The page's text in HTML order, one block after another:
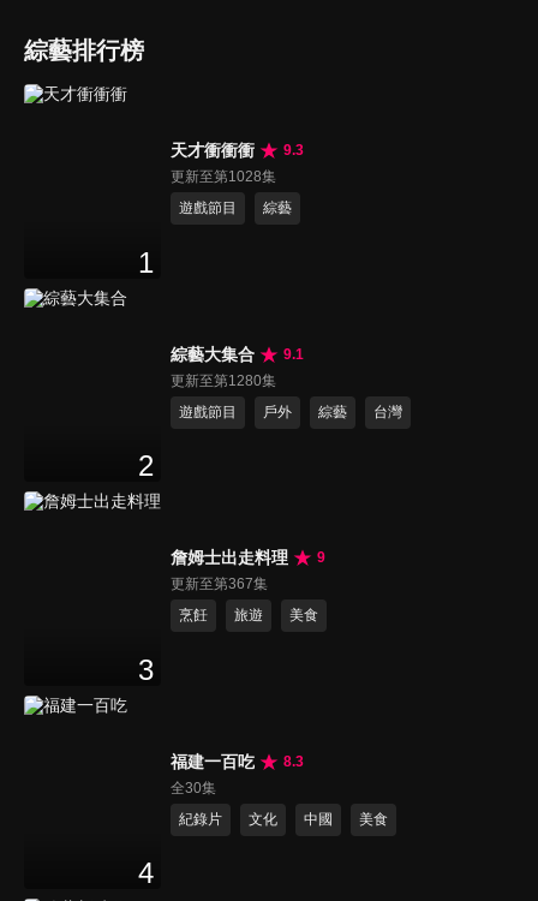
綜藝排行榜
1
天才衝衝衝
9.3
更新至第1028集
遊戲節目
綜藝
2
綜藝大集合
9.1
更新至第1280集
遊戲節目
戶外 綜藝 台灣
3
詹姆士出走料理
9
更新至第367集
烹飪
旅遊 美食
4
福建一百吃
8.3
全30集
紀錄片
文化 中國 美食